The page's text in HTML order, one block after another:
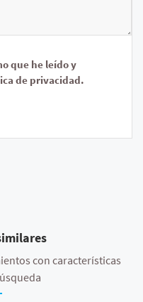
que he leído y
de privacidad.
con características